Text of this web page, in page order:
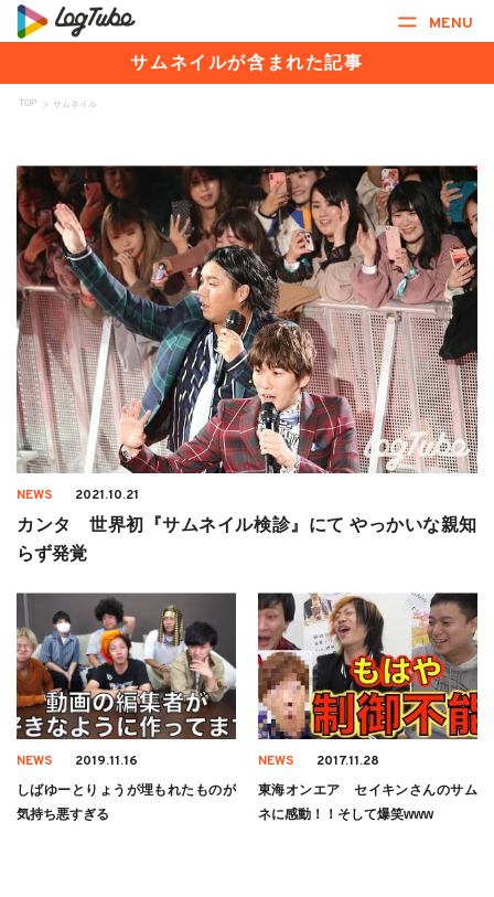
MENU
サムネイルが含まれた記事
TOP > サムネイル
NEWS 2021.10.21
カンタ 世界初『サムネイル検診』にて やっかいな親知
らず発覚
NEWS 2019.11.16
しばゆーとりょうが埋もれたものが
気持ち悪すぎる
NEWS 2017.11.28
東海オンエア セイキンさんのサム
ネに感動！！そして爆笑www